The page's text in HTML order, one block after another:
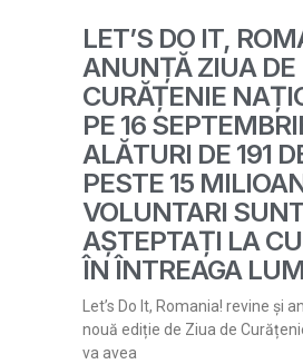
LET’S DO IT,
ANUNȚĂ ZIUA DE
CURĂȚENIE
PE 16
ALĂTURI DE 191
PESTE 15
VOLUNTARI
AȘTEPTAȚI LA
ÎN ÎNTREAGA
Let’s Do It, Romania! revine și
nouă ediție de Ziua de
va avea